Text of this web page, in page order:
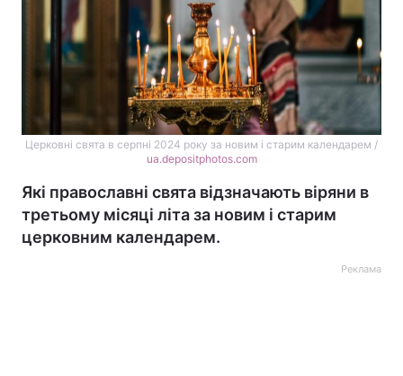
Церковні свята в серпні 2024 року за новим і старим календарем /
ua.depositphotos.com
Які православні свята відзначають віряни в
третьому місяці літа за новим і старим
церковним календарем.
Реклама